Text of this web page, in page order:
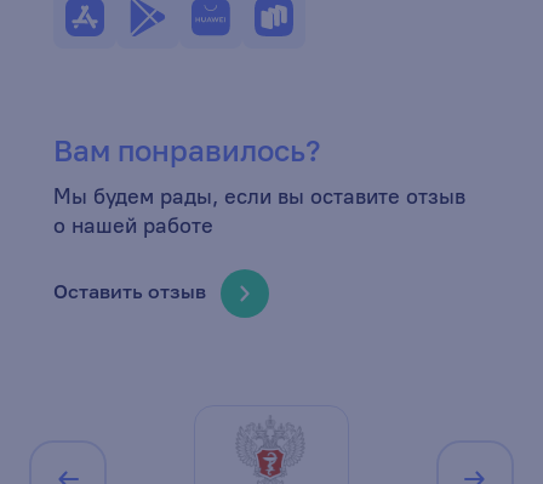
Вам понравилось?
Мы будем рады, если вы оставите отзыв
о нашей работе
Оставить отзыв